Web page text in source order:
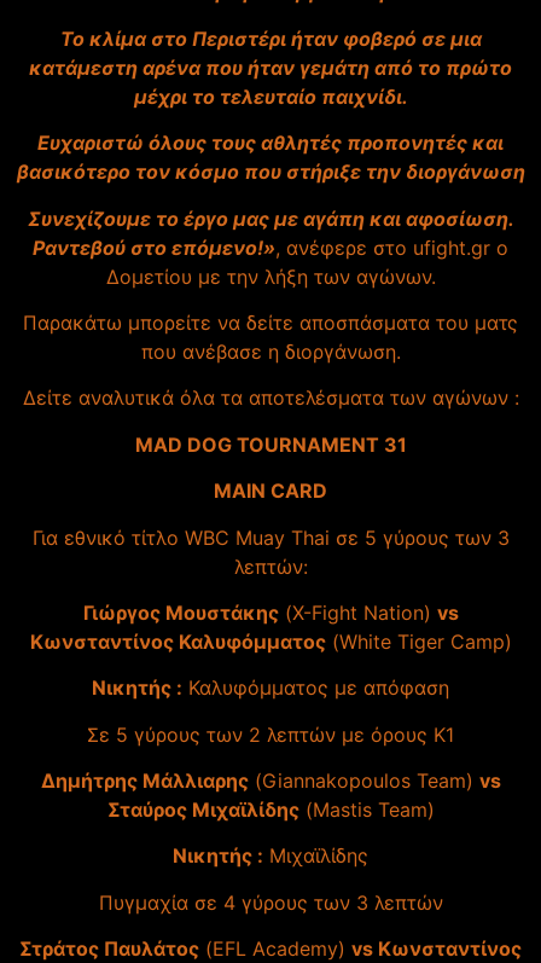
Το κλίμα στο Περιστέρι ήταν φοβερό σε μια
κατάμεστη αρένα που ήταν γεμάτη από το πρώτο
μέχρι το τελευταίο παιχνίδι.
Ευχαριστώ όλους τους αθλητές προπονητές και
βασικότερο τον κόσμο που στήριξε την διοργάνωση
Συνεχίζουμε το έργο μας με αγάπη και αφοσίωση.
Ραντεβού στο επόμενο!», ανέφερε στο ufight.gr ο
Δομετίου με την λήξη των αγώνων.
Παρακάτω μπορείτε να δείτε αποσπάσματα του ματς
που ανέβασε η διοργάνωση.
Δείτε αναλυτικά όλα τα αποτελέσματα των αγώνων :
MAD DOG TOURNAMENT 31
MAIN CARD
Για εθνικό τίτλο WBC Muay Thai σε 5 γύρους των 3
λεπτών:
Γιώργος Μουστάκης(X-Fight Nation) vs
Κωνσταντίνος Καλυφόμματος(White Tiger Camp)
Νικητής : Καλυφόμματος με απόφαση
Σε 5 γύρους των 2 λεπτών με όρους Κ1
Δημήτρης Μάλλιαρης(Giannakopoulos Team) vs
Σταύρος Μιχαϊλίδης(Mastis Team)
Νικητής : Μιχαϊλίδης
Πυγμαχία σε 4 γύρους των 3 λεπτών
Στράτος Παυλάτος (EFL Academy) vs Κωνσταντίνος